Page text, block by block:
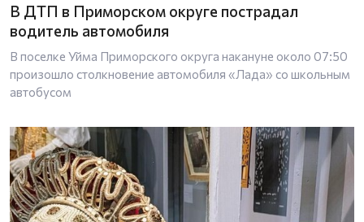
В ДТП в Приморском округе пострадал
водитель автомобиля
В поселке Уйма Приморского округа накануне около 07:50
произошло столкновение автомобиля «Лада» со школьным
автобусом